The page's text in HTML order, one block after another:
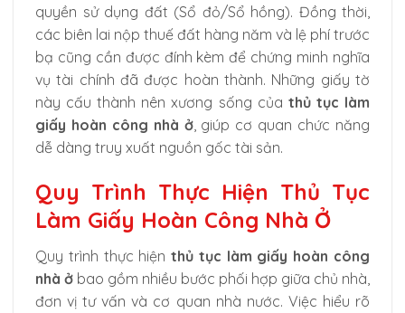
quyền sử dụng đất (Sổ đỏ/Sổ hồng). Đồng thời,
các biên lai nộp thuế đất hàng năm và lệ phí trước
bạ cũng cần được đính kèm để chứng minh nghĩa
vụ tài chính đã được hoàn thành. Những giấy tờ
này cấu thành nên xương sống của thủ tục làm
giấy hoàn công nhà ở, giúp cơ quan chức năng
dễ dàng truy xuất nguồn gốc tài sản.
Quy Trình Thực Hiện Thủ Tục
Làm Giấy Hoàn Công Nhà Ở
Quy trình thực hiệnthủ tục làm giấy hoàn công
nhà ở bao gồm nhiều bước phối hợp giữa chủ nhà,
đơn vị tư vấn và cơ quan nhà nước. Việc hiểu rõ